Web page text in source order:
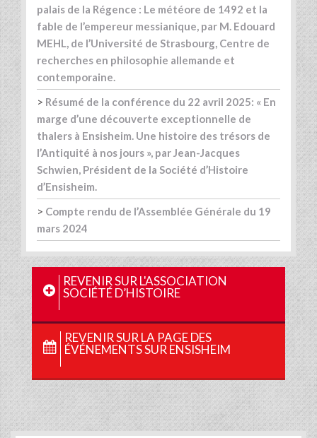
palais de la Régence : Le météore de 1492 et la
fable de l’empereur messianique, par M. Edouard
MEHL, de l’Université de Strasbourg, Centre de
recherches en philosophie allemande et
contemporaine.
> Résumé de la conférence du 22 avril 2025: « En
marge d’une découverte exceptionnelle de
thalers à Ensisheim. Une histoire des trésors de
l’Antiquité à nos jours », par Jean-Jacques
Schwien, Président de la Société d’Histoire
d’Ensisheim.
> Compte rendu de l’Assemblée Générale du 19
mars 2024
REVENIR SUR L'ASSOCIATION
SOCIÉTÉ D’HISTOIRE
REVENIR SUR LA PAGE DES
ÉVÉNEMENTS SUR ENSISHEIM